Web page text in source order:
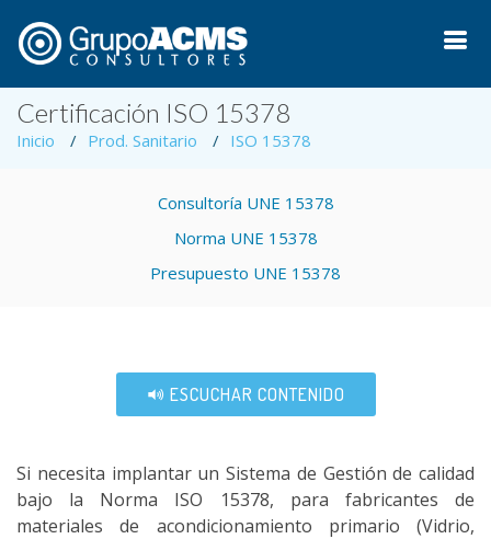
Certificación ISO 15378
Inicio Prod. Sanitario ISO 15378
Consultoría UNE 15378
Norma UNE 15378
Presupuesto UNE 15378
ESCUCHAR CONTENIDO
Si necesita implantar un Sistema de Gestión de calidad
bajo la Norma ISO 15378, para fabricantes de
materiales de acondicionamiento primario (Vidrio,